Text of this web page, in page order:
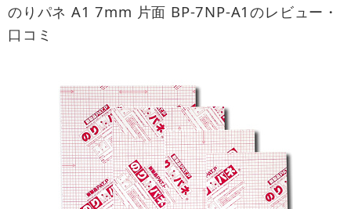
のりパネ A1 7mm 片面 BP-7NP-A1のレビュー・
口コミ